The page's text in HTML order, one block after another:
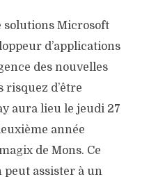
solutions Microsoft
d’applications
des nouvelles
risquez d’être
aura lieu le jeudi 27
année
de Mons. Ce
peut assister à un